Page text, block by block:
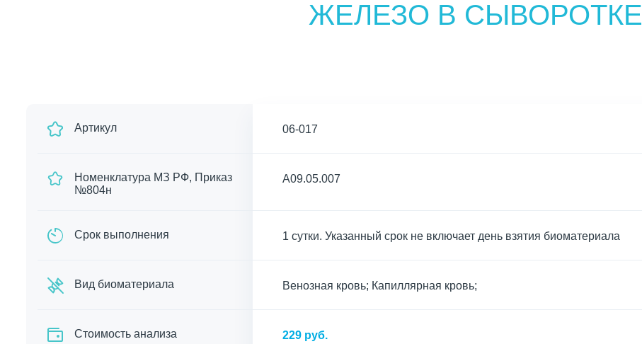
ЖЕЛЕЗО В СЫВОРОТКЕ
Артикул 06-017
Номенклатура МЗ РФ, Приказ
№804н
A09.05.007
Срок выполнения 1 сутки. Указанный срок не включает день взятия биоматериала
Вид биоматериала Венозная кровь; Капиллярная кровь;
Cтоимость анализа 229 руб.